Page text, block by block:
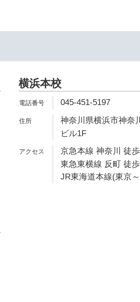
横浜本校
045-451-5197
神奈川県横浜市神奈
ビル1F
京急本線 神奈川 徒
東急東横線 反町 徒
JR東海道本線(東京